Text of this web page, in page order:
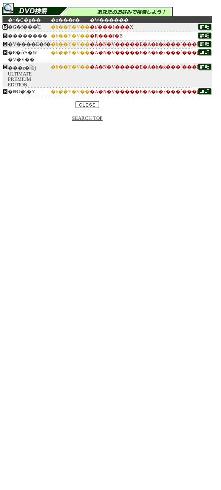
�^�C�g�� �o���ғ�
�W������
�G�f���̊C
�ɓ��Y�V���t/���}���X
��������
�ɓ��Y�V���R���f�B
�V����E�т̎��ɓ��Y�V���A�N�V�����E�A�h�x���`���[
�E�т̎ґS�W
�V�V��
�ɓ��Y�V���A�N�V�����E�A�h�x���`���[
���z�𓐂񂾒j
ULTIMATE
PREMIUM
EDITION
�ɓ��Y�V���A�N�V�����E�A�h�x���`���[
�֎O�\�Y �ɓ��Y�V���A�N�V�����E�A�h�x���`���[
SEARCH TOP